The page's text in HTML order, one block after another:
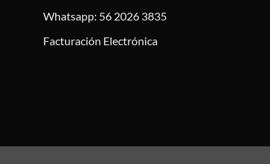
Whatsapp: 56 2026 3835
Facturación Electrónica